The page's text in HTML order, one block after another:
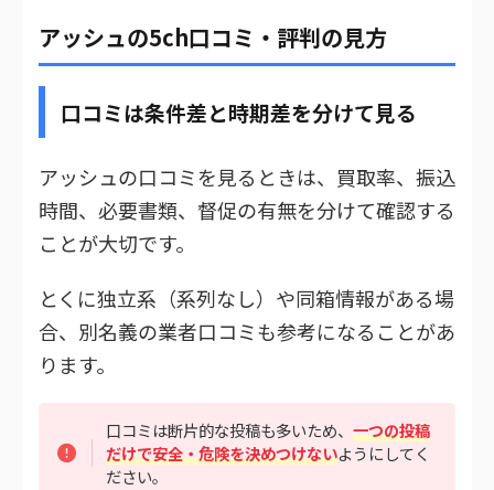
アッシュの5ch口コミ・評判の見方
口コミは条件差と時期差を分けて見る
アッシュの口コミを見るときは、買取率、振込
時間、必要書類、督促の有無を分けて確認する
ことが大切です。
とくに独立系（系列なし）や同箱情報がある場
合、別名義の業者口コミも参考になることがあ
ります。
口コミは断片的な投稿も多いため、一つの投稿
だけで安全・危険を決めつけないようにしてく
ださい。